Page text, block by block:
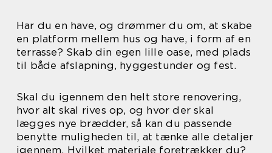
Har du en have, og drømmer du om, at skabe
en platform mellem hus og have, i form af en
terrasse? Skab din egen lille oase, med plads
til både afslapning, hyggestunder og fest.
Skal du igennem den helt store renovering,
hvor alt skal rives op, og hvor der skal
lægges nye brædder, så kan du passende
benytte muligheden til, at tænke alle detaljer
igennem. Hvilket materiale foretrækker du?